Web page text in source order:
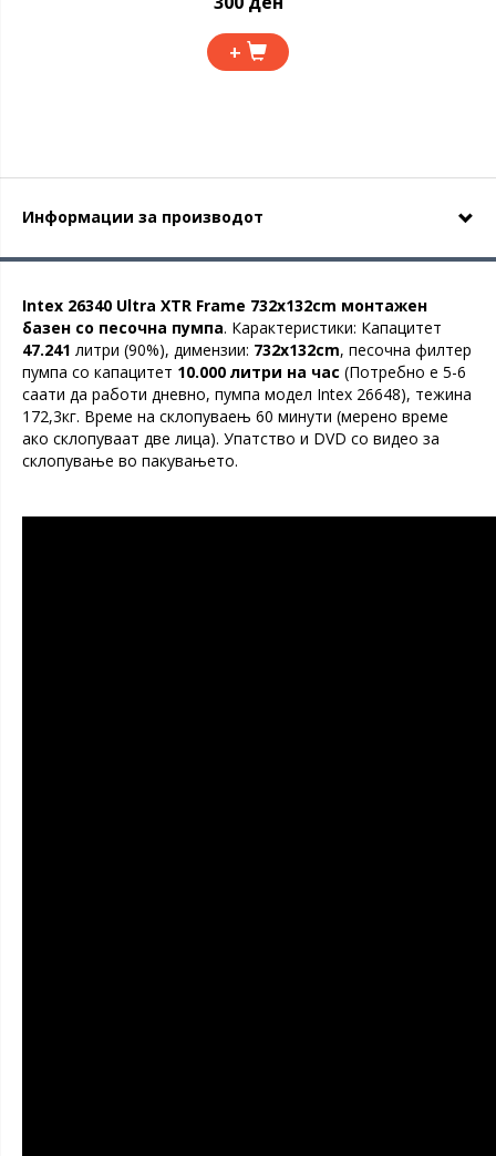
+
Информации за производот
Intex 26340 Ultra XTR Frame 732x132cm монтажен
базен со песочна пумпа. Карактеристики: Капацитет
47.241 литри (90%), димензии: 732x132cm, песочна филтер
пумпа со капацитет 10.000 литри на час (Потребно е 5-6
саати да работи дневно, пумпа модел Intex 26648), тежина
172,3кг. Време на склопуваењ 60 минути (мерено време
ако склопуваат две лица). Упатство и DVD со видео за
склопување во пакувањето.